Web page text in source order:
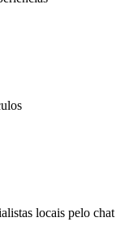
locais pelo chat